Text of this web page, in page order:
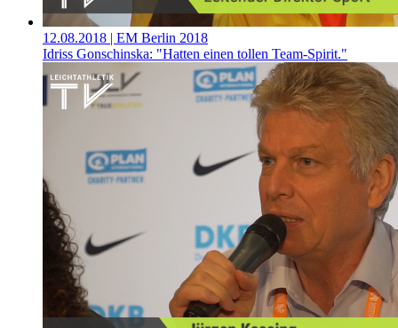
12.08.2018 | EM Berlin 2018
Idriss Gonschinska: "Hatten einen tollen Team-Spirit."